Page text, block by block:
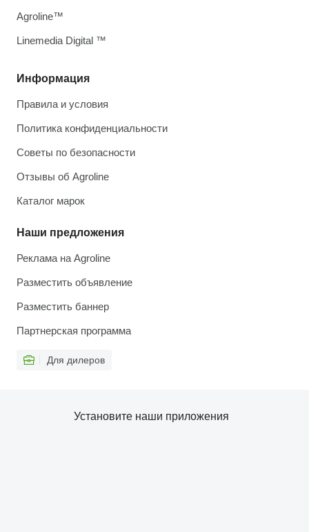
Информация
Правила и условия
Политика конфиденциальности
Советы по безопасности
Отзывы об Agroline
Каталог марок
Наши предложения
Реклама на Agroline
Разместить объявление
Разместить баннер
Партнерская программа
Для дилеров
Agroline™
Linemedia Digital ™
Установите наши приложения